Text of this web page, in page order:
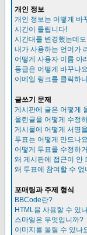
개인 정보
개인 정보는 어떻게 바
시간이 틀립니다!
시간대를 변경했는데
내가 사용하는 언어가
어떻게 사용자 이름 아
등급은 어떻게 바꾸나
이메일 링크를 클릭하
글쓰기 문제
게시판에 글은 어떻게
올린글을 어떻게 수정
게시물에 어떻게 서명
투표는 어떻게 만드나
어떻게 투표를 수정하
왜 게시판에 접근이 안
왜 투표에 참여할 수 없
포매팅과 주제 형식
BBCode란?
HTML을 사용할 수 있
스마일은 무엇입니까?
이미지를 올릴 수 있나